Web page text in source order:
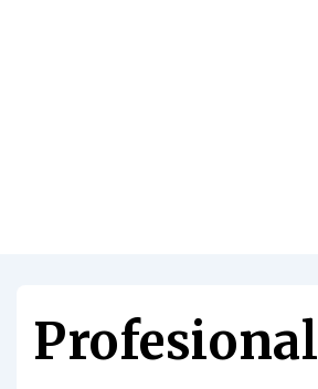
Profesional